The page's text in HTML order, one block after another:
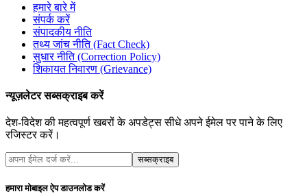
हमारे बारे में
संपर्क करें
संपादकीय नीति
तथ्य जांच नीति (Fact Check)
सुधार नीति (Correction Policy)
शिकायत निवारण (Grievance)
न्यूज़लेटर सब्सक्राइब करें
देश-विदेश की महत्वपूर्ण खबरों के अपडेट्स सीधे अपने ईमेल पर पाने के लिए
रजिस्टर करें।
सब्सक्राइब
हमारा मोबाइल ऐप डाउनलोड करें